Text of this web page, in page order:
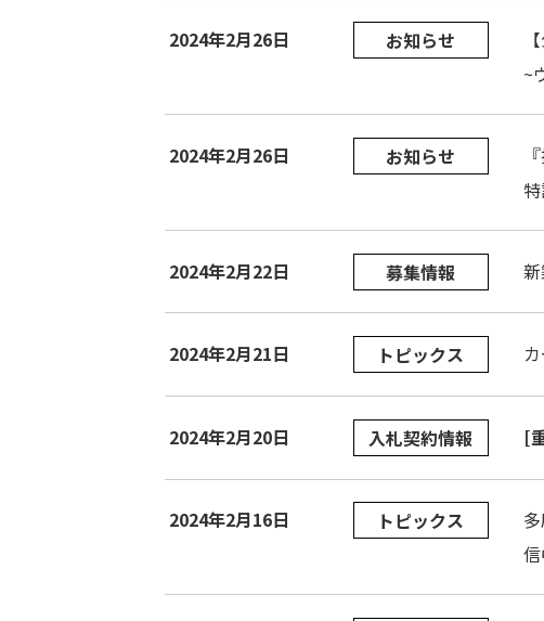
2024年2月26日 お知らせ
~
2024年2月26日 お知らせ
2024年2月22日 募集情報
2024年2月21日 トピックス
2024年2月20日 入札契約情報 [
2024年2月16日 トピックス
信